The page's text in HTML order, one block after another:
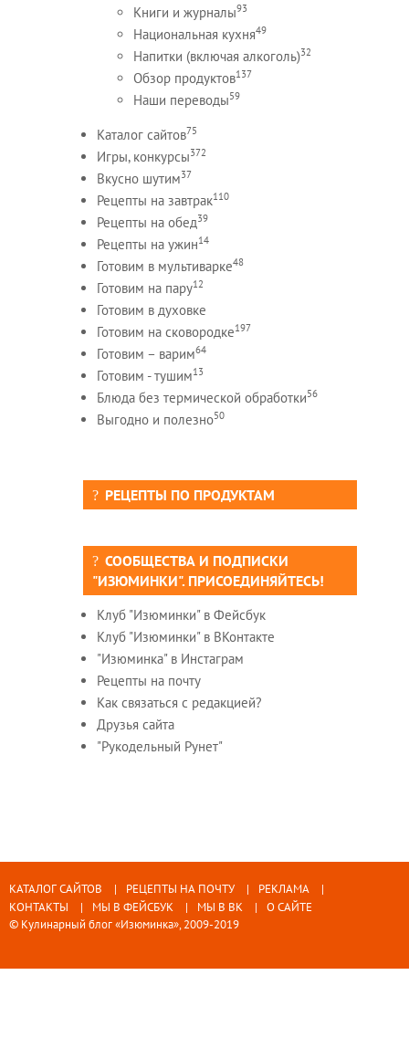
Книги и журналы93
Национальная кухня49
Напитки (включая алкоголь)32
Обзор продуктов137
Наши переводы59
Каталог сайтов75
Игры, конкурсы372
Вкусно шутим37
Рецепты на завтрак110
Рецепты на обед39
Рецепты на ужин14
Готовим в мультиварке48
Готовим на пару12
Готовим в духовке
Готовим на сковородке197
Готовим – варим64
Готовим - тушим13
Блюда без термической обработки56
Выгодно и полезно50
РЕЦЕПТЫ ПО ПРОДУКТАМ
СООБЩЕСТВА И ПОДПИСКИ
"ИЗЮМИНКИ". ПРИСОЕДИНЯЙТЕСЬ!
Клуб "Изюминки" в Фейсбук
Клуб "Изюминки" в ВКонтакте
"Изюминка" в Инстаграм
Рецепты на почту
Как связаться с редакцией?
Друзья сайта
"Рукодельный Рунет"
КАТАЛОГ САЙТОВ РЕЦЕПТЫ НА ПОЧТУ
РЕКЛАМА
КОНТАКТЫ
МЫ В ФЕЙСБУК МЫ В ВК
О САЙТЕ
© Кулинарный блог «Изюминка», 2009-2019